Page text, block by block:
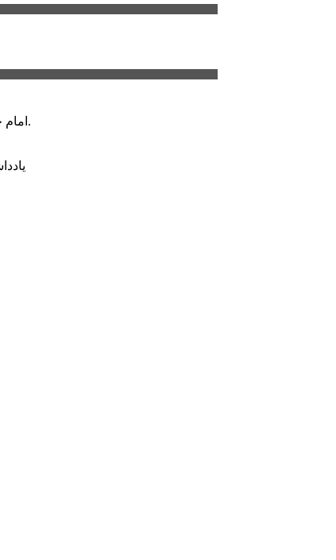
امام جمعه شهرستان ساوجبلاغ اظهارداشت : اربعین امسال سراسر حماسه خونخواهی و مرگ بر آمریکا و اسرائیل بود.